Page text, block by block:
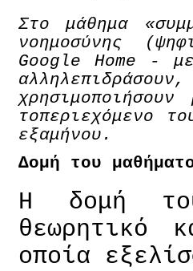
Στο μάθημα
νοημοσύνης
Google Home -
τoπεριεχόμενο
εξαμήνου.
Δομή του
Η δομή του
θεωρητικό
οποία